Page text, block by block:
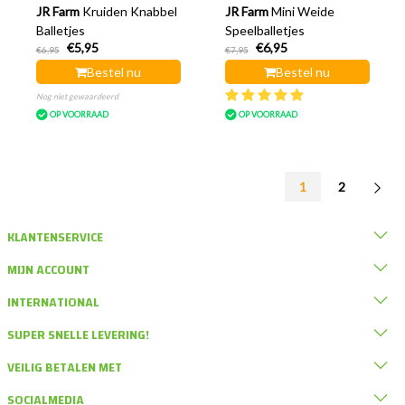
JR Farm Kruiden Knabbel
Balletjes
€6,95
€5,95
Bestel nu
Nog niet gewaardeerd
OP VOORRAAD
JR Farm Mini Weide
Speelballetjes
€7,95
€6,95
Bestel nu
OP VOORRAAD
1 2
KLANTENSERVICE
MIJN ACCOUNT
INTERNATIONAL
SUPER SNELLE LEVERING!
VEILIG BETALEN MET